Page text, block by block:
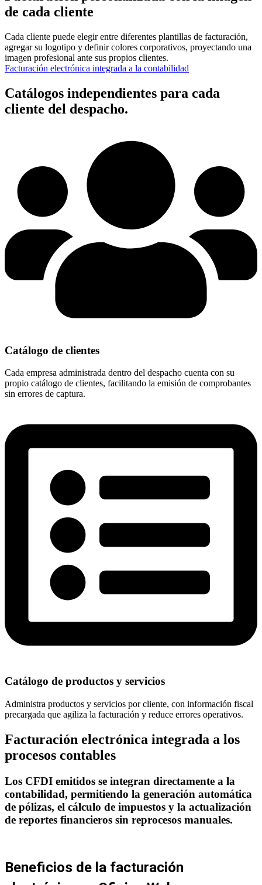
de cada cliente
Cada cliente puede elegir entre diferentes plantillas de facturación,
agregar su logotipo y definir colores corporativos, proyectando una
imagen profesional ante sus propios clientes.
Facturación electrónica integrada a la contabilidad
Catálogos independientes para cada
cliente del despacho.
Catálogo de clientes
Cada empresa administrada dentro del despacho cuenta con su
propio catálogo de clientes, facilitando la emisión de comprobantes
sin errores de captura.
Catálogo de productos y servicios
Administra productos y servicios por cliente, con información fiscal
precargada que agiliza la facturación y reduce errores operativos.
Facturación electrónica integrada a los
procesos contables
Los CFDI emitidos se integran directamente a la
contabilidad, permitiendo la generación automática
de pólizas, el cálculo de impuestos y la actualización
de reportes financieros sin reprocesos manuales.
Beneficios de la facturación